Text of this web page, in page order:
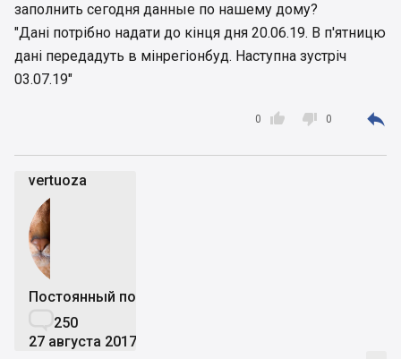
заполнить сегодня данные по нашему дому?
"Дані потрібно надати до кінця дня 20.06.19. В п'ятницю
дані передадуть в мінрегіонбуд. Наступна зустріч
03.07.19"

0  0 
vertuoza
Постоянный пользователь
250
27 августа 2017